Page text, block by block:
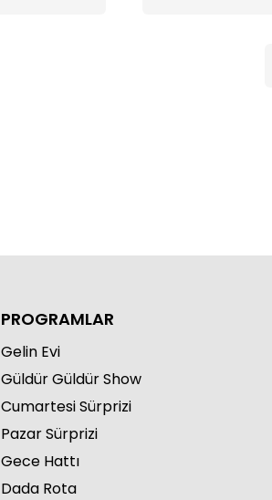
PROGRAMLAR
Gelin Evi
Güldür Güldür Show
Cumartesi Sürprizi
Pazar Sürprizi
Gece Hattı
Dada Rota